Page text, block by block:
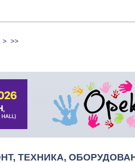
> >>
ТЕХНИКА,